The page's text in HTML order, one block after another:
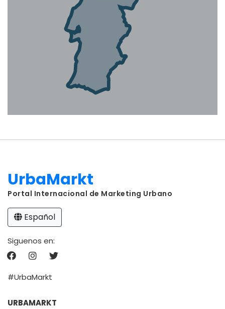
UrbaMarkt
Portal Internacional de Marketing Urbano
Español
Siguenos en:
#UrbaMarkt
URBAMARKT